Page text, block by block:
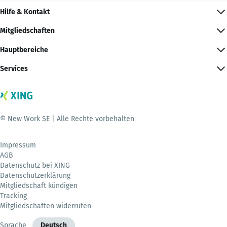
Hilfe & Kontakt
Mitgliedschaften
Hauptbereiche
Services
© New Work SE | Alle Rechte vorbehalten
Impressum
AGB
Datenschutz bei XING
Datenschutzerklärung
Mitgliedschaft kündigen
Tracking
Mitgliedschaften widerrufen
Sprache Deutsch